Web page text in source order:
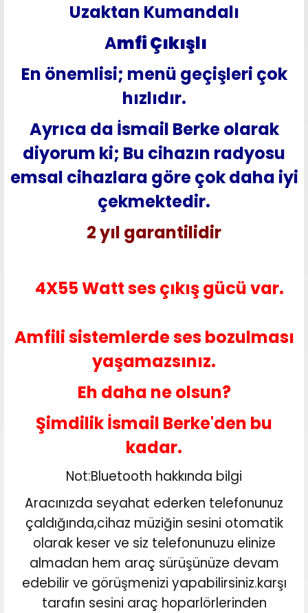
Uzaktan Kumandalı
Amfi Çıkışlı
En önemlisi; menü geçişleri çok
hızlıdır.
Ayrıca da İsmail Berke olarak
diyorum ki; Bu cihazın radyosu
emsal cihazlara göre çok daha iyi
çekmektedir.
2 yıl garantilidir
4X55 Watt ses çıkış gücü var.
Amfili sistemlerde ses bozulması
yaşamazsınız.
Eh daha ne olsun?
Şimdilik İsmail Berke'den bu
kadar.
Not:Bluetooth hakkında bilgi
Aracınızda seyahat ederken telefonunuz
çaldığında,cihaz müziğin sesini otomatik
olarak keser ve siz telefonunuzu elinize
almadan hem araç sürüşünüze devam
edebilir ve görüşmenizi yapabilirsiniz.karşı
tarafın sesini araç hoparlörlerinden